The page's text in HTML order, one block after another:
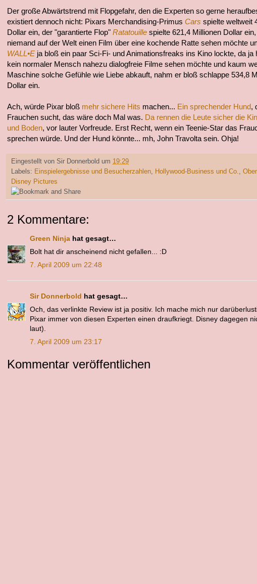
Der große Abwärtstrend mit Flopgefahr, den die Experten so gerne
existiert dennoch nicht: Pixars Merchandising-Primus Cars spielte weltweit
Dollar ein, der "garantierte Flop" Ratatouille spielte 621,4 Millionen Dollar
niemand auf der Welt einen Film über eine kochende Ratte sehen möchte
WALL•E ja bloß ein paar Sci-Fi- und Animationsfreaks ins Kino lockte, da ja
kein normaler Mensch nahezu dialogfreie Filme sehen möchte und kaum
Maschine solche Gefühle wie Liebe abkauft, nahm er bloß schlappe 534,8
Dollar ein.
Ach, würde Pixar bloß mehr sichere Hits machen... Ein sprechender Hund,
Frauchen sucht, das wäre doch Mal was. Da rennen die Leute sicher die
und Boden, vor lauter Vorfreude. Erst Recht, wenn ein Teenie-Star das
sprechen würde. Und der Hund könnte... mh, John Travolta sein. Ohja!
Eingestellt von Sir Donnerbold um 19:29
Labels: Einspielergebnisse und Besucherzahlen, Hollywood-Business und Co.,
Disney Pictures
2 Kommentare:
Green Ninja hat gesagt…
Bolt hat dir anscheinend nicht gefallen... :D
7. April 2009 um 22:48
Sir Donnerbold hat gesagt…
Och, das verlinkte Review ist ja positiv. Ich mache mich nur
Pixar immer von diesen Experten einen draufkriegt. Disney dagegen
laut).
7. April 2009 um 23:17
Kommentar veröffentlichen